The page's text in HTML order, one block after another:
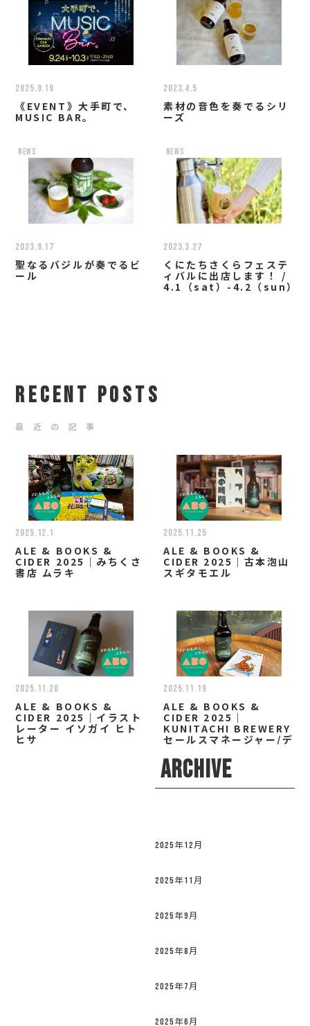
2025.9.19
《EVENT》大手町で、
MUSIC BAR。
2023.4.5
素材の音色を奏でるシリ
ーズ
news
2023.9.17
聖なるバジルが奏でるビ
ール
news
2023.3.27
くにたちさくらフェステ
ィバルに出店します！ /
4.1（sat）-4.2（sun）
RECENT POSTS
最 近 の 記 事
2025.12.1
ALE & BOOKS &
CIDER 2025｜みちくさ
書店 ムラキ
2025.11.25
ALE & BOOKS &
CIDER 2025｜古本泡山
スギタモエル
2025.11.20
ALE & BOOKS &
CIDER 2025｜イラスト
レーター イソガイ ヒト
ヒサ
2025.11.19
ALE & BOOKS &
CIDER 2025｜
KUNITACHI BREWERY
セールスマネージャー/デ
ARCHIVE
2025年12月
2025年11月
2025年9月
2025年8月
2025年7月
2025年6月